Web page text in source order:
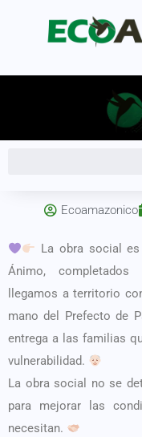
Ecoamazonico
La obra social
Ánimo, completados
llegamos a territorio
mano del Prefecto de
entrega a las familias
vulnerabilidad.
La obra social no se
para mejorar las
necesitan.